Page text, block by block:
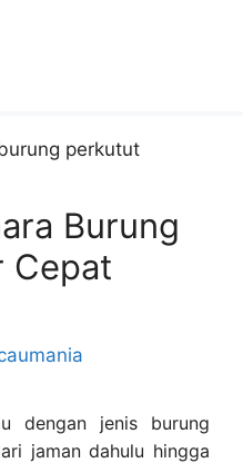
Burung
Cepat
dengan jenis burung
jaman dahulu hingga